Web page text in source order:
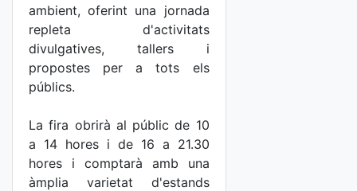
ambient, oferint una jornada
repleta d'activitats
divulgatives, tallers i
propostes per a tots els
públics.
La fira obrirà al públic de 10
a 14 hores i de 16 a 21.30
hores i comptarà amb una
àmplia varietat d'estands